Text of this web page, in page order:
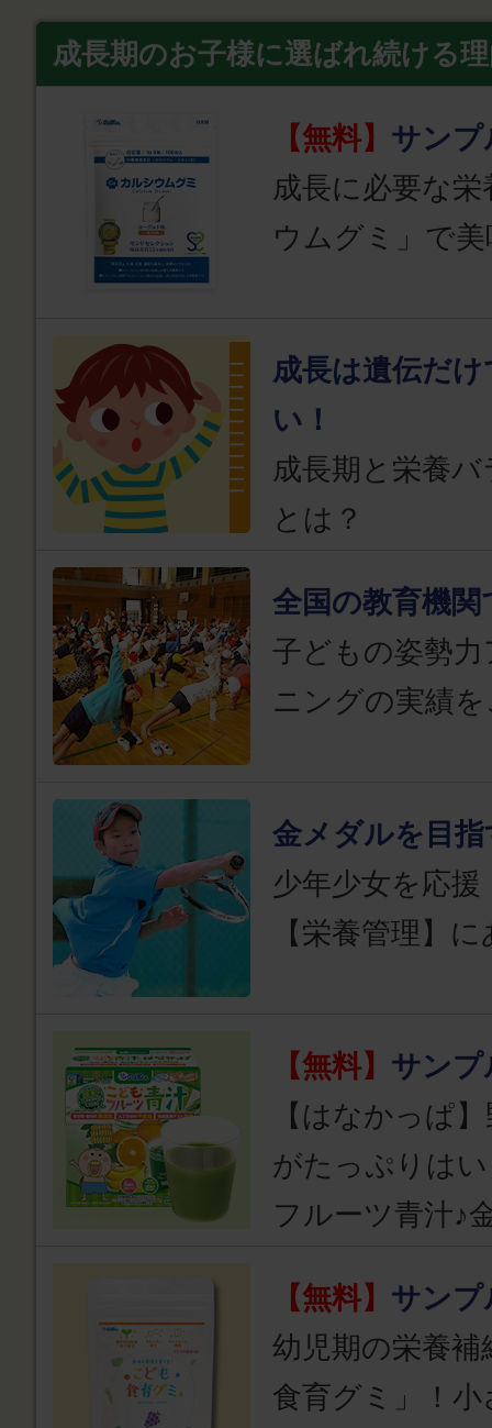
成長期のお子様に選ばれ続ける
【無料】 サンプ
成長に必要な
ウムグミ」で
成長は遺伝だ
い！
成長期と栄養
とは？
全国の教育機関
子どもの姿勢
ニングの実績
金メダルを目指
少年少女を応
【栄養管理】
【無料】 サンプ
【はなかっぱ
がたっぷりは
フルーツ青汁♪
【無料】 サンプ
幼児期の栄養
食育グミ」！